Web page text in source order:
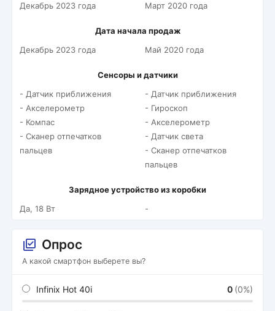
Декабрь 2023 года
Март 2020 года
Дата начала продаж
Декабрь 2023 года
Май 2020 года
Сенсоры и датчики
- Датчик приближения
- Акселерометр
- Компас
- Сканер отпечатков
пальцев
- Датчик приближения
- Гироскоп
- Акселерометр
- Датчик света
- Сканер отпечатков
пальцев
Зарядное устройство из коробки
Да, 18 Вт
-
Опрос
А какой смартфон выберете вы?
Infinix Hot 40i 0 (0%)